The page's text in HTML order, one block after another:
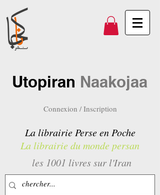
Utopiran Naakojaa
Connexion / Inscription
La librairie Perse en Poche
La librairie du monde persan
les 1001 livres sur l'Iran